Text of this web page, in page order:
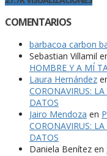
COMENTARIOS
barbacoa carbon
Sebastian Villamil
HOMBRE Y A MÍ
Laura Hernández
CORONAVIRUS:
DATOS
Jairo Mendoza en
CORONAVIRUS:
DATOS
Daniela Benítez en